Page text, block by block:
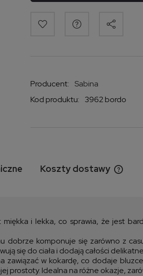
Producent:
Sabina
Kod produktu:
3962 bordo
Koszty dostawy
i lekka, co sprawia, że jest
komponuje się zarówno z
się do ciała i dodają całości
zawiązać w kokardę, co dodaje
prostoty. Idealna na różne okazje,